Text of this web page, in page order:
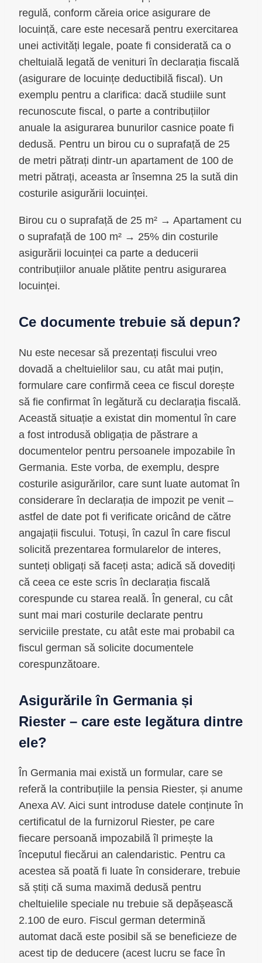
regulă, conform căreia orice asigurare de
locuință, care este necesară pentru exercitarea
unei activități legale, poate fi considerată ca o
cheltuială legată de venituri în declarația fiscală
(asigurare de locuințe deductibilă fiscal). Un
exemplu pentru a clarifica: dacă studiile sunt
recunoscute fiscal, o parte a contribuțiilor
anuale la asigurarea bunurilor casnice poate fi
dedusă. Pentru un birou cu o suprafață de 25
de metri pătrați dintr-un apartament de 100 de
metri pătrați, aceasta ar însemna 25 la sută din
costurile asigurării locuinței.
Birou cu o suprafață de 25 m² → Apartament cu
o suprafață de 100 m² → 25% din costurile
asigurării locuinței ca parte a deducerii
contribuțiilor anuale plătite pentru asigurarea
locuinței.
Ce documente trebuie să depun?
Nu este necesar să prezentați fiscului vreo
dovadă a cheltuielilor sau, cu atât mai puțin,
formulare care confirmă ceea ce fiscul dorește
să fie confirmat în legătură cu declarația fiscală.
Această situație a existat din momentul în care
a fost introdusă obligația de păstrare a
documentelor pentru persoanele impozabile în
Germania. Este vorba, de exemplu, despre
costurile asigurărilor, care sunt luate automat în
considerare în declarația de impozit pe venit –
astfel de date pot fi verificate oricând de către
angajații fiscului. Totuși, în cazul în care fiscul
solicită prezentarea formularelor de interes,
sunteți obligați să faceți asta; adică să dovediți
că ceea ce este scris în declarația fiscală
corespunde cu starea reală. În general, cu cât
sunt mai mari costurile declarate pentru
serviciile prestate, cu atât este mai probabil ca
fiscul german să solicite documentele
corespunzătoare.
Asigurările în Germania și
Riester – care este legătura dintre
ele?
În Germania mai există un formular, care se
referă la contribuțiile la pensia Riester, și anume
Anexa AV. Aici sunt introduse datele conținute în
certificatul de la furnizorul Riester, pe care
fiecare persoană impozabilă îl primește la
începutul fiecărui an calendaristic. Pentru ca
acestea să poată fi luate în considerare, trebuie
să știți că suma maximă dedusă pentru
cheltuielile speciale nu trebuie să depășească
2.100 de euro. Fiscul german determină
automat dacă este posibil să se beneficieze de
acest tip de deducere (acest lucru se face în